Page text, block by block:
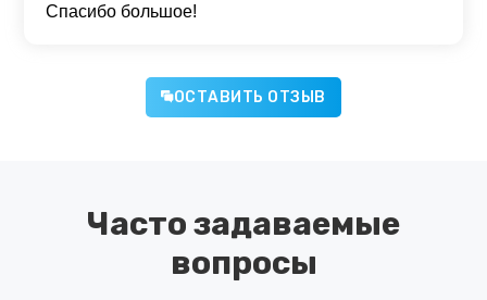
Спасибо большое!
ОСТАВИТЬ ОТЗЫВ
Часто задаваемые
вопросы